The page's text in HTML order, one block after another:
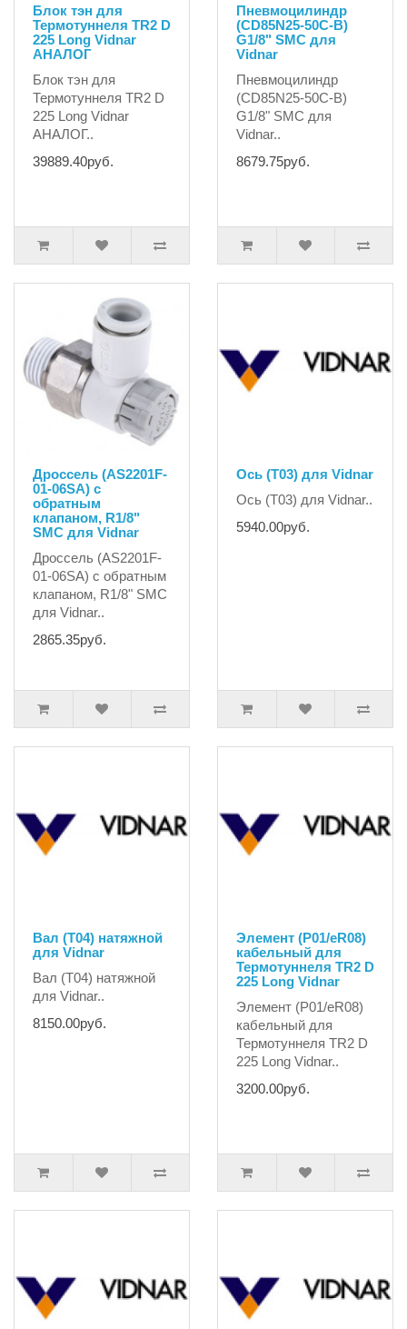
Блок тэн для
Термотуннеля TR2 D
225 Long Vidnar
АНАЛОГ
Блок тэн для
Термотуннеля TR2 D
225 Long Vidnar
АНАЛОГ..
39889.40руб.
Пневмоцилиндр
(CD85N25-50C-B)
G1/8" SMC для
Vidnar
Пневмоцилиндр
(CD85N25-50C-B)
G1/8" SMC для
Vidnar..
8679.75руб.
Дроссель (AS2201F-
01-06SA) с
обратным
клапаном, R1/8"
SMC для Vidnar
Дроссель (AS2201F-
01-06SA) с обратным
клапаном, R1/8" SMC
для Vidnar..
2865.35руб.
Ось (T03) для Vidnar
Ось (T03) для Vidnar..
5940.00руб.
Вал (T04) натяжной
для Vidnar
Вал (T04) натяжной
для Vidnar..
8150.00руб.
Элемент (P01/eR08)
кабельный для
Термотуннеля TR2 D
225 Long Vidnar
Элемент (P01/eR08)
кабельный для
Термотуннеля TR2 D
225 Long Vidnar..
3200.00руб.